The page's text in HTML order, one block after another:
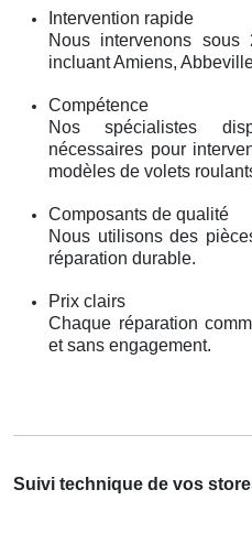
Intervention rapide
Nous intervenons
incluant Amiens,
Compétence
Nos spécialistes
nécessaires pour
modèles de volets
Composants de qualité
Nous utilisons des
réparation durable.
Prix clairs
Chaque réparation
et sans engagement.
Suivi technique de vos